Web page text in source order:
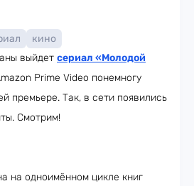
кино
выйдет сериал «Молодой
Prime Video понемногу
премьере. Так, в сети появились
Смотрим!
на одноимённом цикле книг